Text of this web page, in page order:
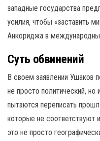
западные государства
усилия, чтобы «заставить
Анкориджа в
Суть обвинений
В своем заявлении Ушаков
не просто политический, но
пытаются переписать
которые не соответствуют
это не просто